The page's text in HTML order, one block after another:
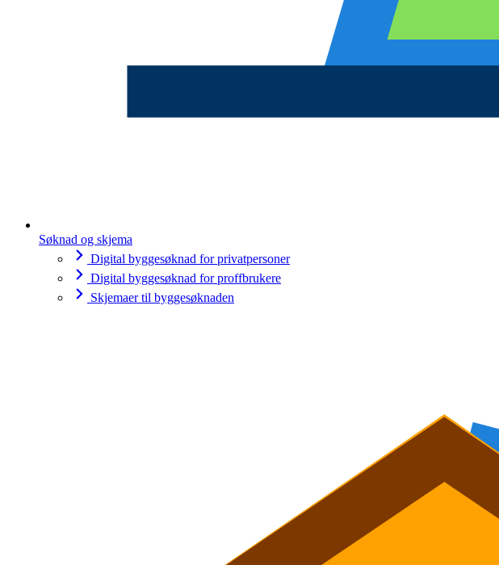
Søknad og skjema
Digital byggesøknad for privatpersoner
Digital byggesøknad for proffbrukere
Skjemaer til byggesøknaden